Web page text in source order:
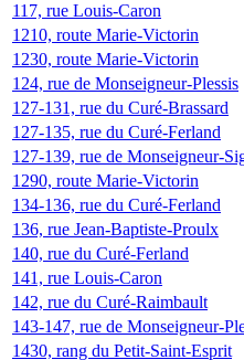
117, rue Louis-Caron
1210, route Marie-Victorin
1230, route Marie-Victorin
124, rue de Monseigneur-Plessis
127-131, rue du Curé-Brassard
127-135, rue du Curé-Ferland
127-139, rue de Monseigneur-
1290, route Marie-Victorin
134-136, rue du Curé-Ferland
136, rue Jean-Baptiste-Proulx
140, rue du Curé-Ferland
141, rue Louis-Caron
142, rue du Curé-Raimbault
143-147, rue de Monseigneur-
1430, rang du Petit-Saint-Esprit